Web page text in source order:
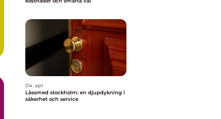
04. apr
Låssmed stockholm: en djupdykning i
säkerhet och service